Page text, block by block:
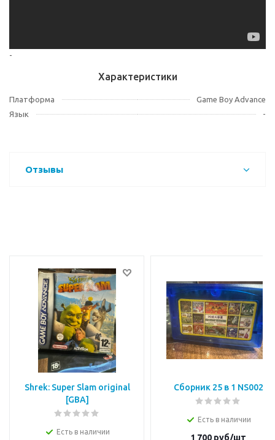
-
Характеристики
Платформа
Game Boy Advance
Язык
-
Отзывы
Shrek: Super Slam original
[GBA]
Есть в наличии
Сборник 25 в 1 NS002
Есть в наличии
1 700 руб/шт